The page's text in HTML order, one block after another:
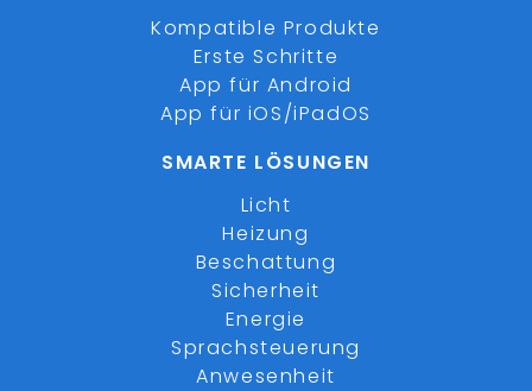
Kompatible Produkte
Erste Schritte
App für Android
App für iOS/iPadOS
SMARTE LÖSUNGEN
Licht
Heizung
Beschattung
Sicherheit
Energie
Sprachsteuerung
Anwesenheit